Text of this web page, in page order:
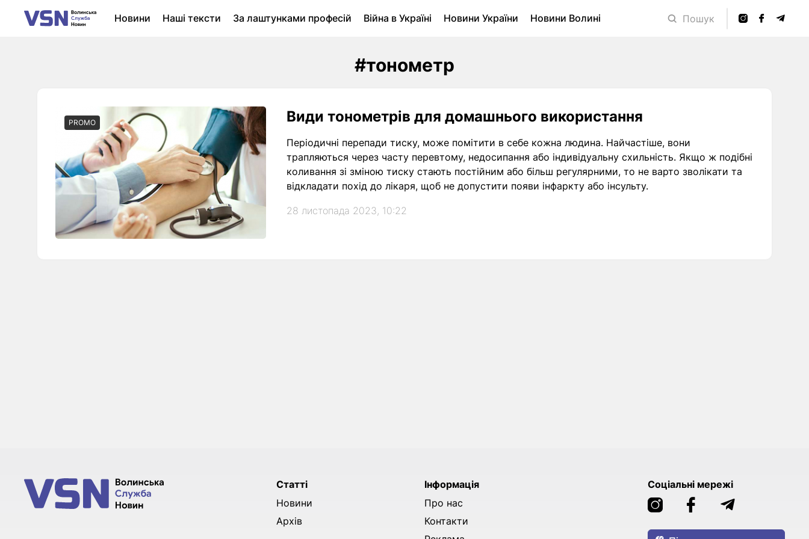
Новини Наші тексти За лаштунками професій Війна в Україні Новини України
Новини Волині
Пошук
#тонометр
PROMO Види тонометрів для домашнього використання
Періодичні перепади тиску, може помітити в себе кожна людина. Найчастіше, вони
трапляються через часту перевтому, недосипання або індивідуальну схильність. Якщо ж подібні
коливання зі зміною тиску стають постійним або більш регулярними, то не варто зволікати та
відкладати похід до лікаря, щоб не допустити появи інфаркту або інсульту.
28 листопада 2023, 10:22
Статті
Новини
Архів
Інформація
Про нас
Контакти
Соціальні мережі